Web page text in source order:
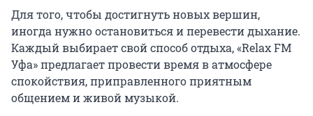
Для того, чтобы достигнуть новых вершин,
иногда нужно остановиться и перевести дыхание.
Каждый выбирает свой способ отдыха, «Relax FM
Уфа» предлагает провести время в атмосфере
спокойствия, приправленного приятным
общением и живой музыкой.